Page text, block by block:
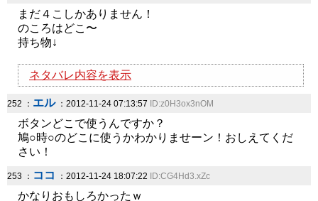
まだ４こしかありません！
のころはどこ〜
持ち物↓
ネタバレ内容を表示
252 ： エル：2012-11-24 07:13:57 ID:z0H3ox3nOM
ボタンどこで使うんですか？
鳩○時○のどこに使うかわかりませーン！おしえてくだ
さい！
253 ： ココ ：2012-11-24 18:07:22 ID:CG4Hd3.xZc
かなりおもしろかったｗ